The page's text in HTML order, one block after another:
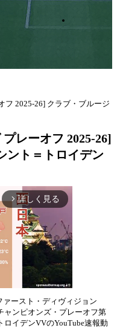
フ 2025-26] クラブ・ブルージ
レーオフ 2025-26]
ント＝トロイデン
arrow_forward_ios 詳しく見る
Mute
ースト・ディヴィジョン
ャンピオンズ・プレーオフ第
イデンVVのYouTube速報動